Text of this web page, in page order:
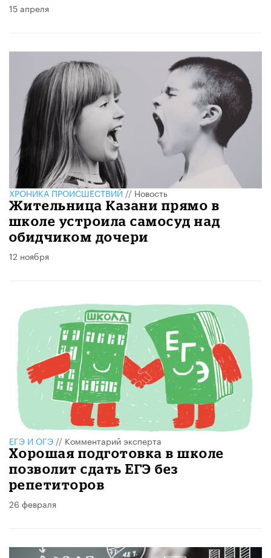
15 апреля
ХРОНИКА ПРОИСШЕСТВИЙ//Новость
Жительница Казани прямо в
школе устроила самосуд над
обидчиком дочери
12 ноября
ЕГЭ И ОГЭ // Комментарий эксперта
Хорошая подготовка в школе
позволит сдать ЕГЭ без
репетиторов
26 февраля